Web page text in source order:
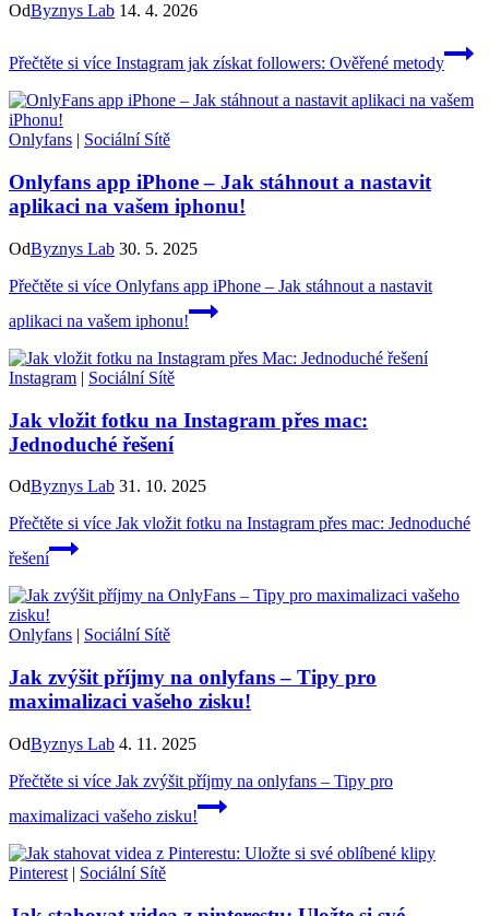
OdByznys Lab 14. 4. 2026
Přečtěte si více Instagram jak získat followers: Ověřené metody
Onlyfans Sociální Sítě
Onlyfans app iPhone – Jak stáhnout a nastavit
aplikaci na vašem iphonu!
OdByznys Lab 30. 5. 2025
Přečtěte si více Onlyfans app iPhone – Jak stáhnout a nastavit
aplikaci na vašem iphonu!
Instagram | Sociální Sítě
Jak vložit fotku na Instagram přes mac:
Jednoduché řešení
OdByznys Lab 31. 10. 2025
Přečtěte si více Jak vložit fotku na Instagram přes mac: Jednoduché
řešení
Onlyfans | Sociální Sítě
Jak zvýšit příjmy na onlyfans – Tipy pro
maximalizaci vašeho zisku!
OdByznys Lab 4. 11. 2025
Přečtěte si více Jak zvýšit příjmy na onlyfans – Tipy pro
maximalizaci vašeho zisku!
Pinterest | Sociální Sítě